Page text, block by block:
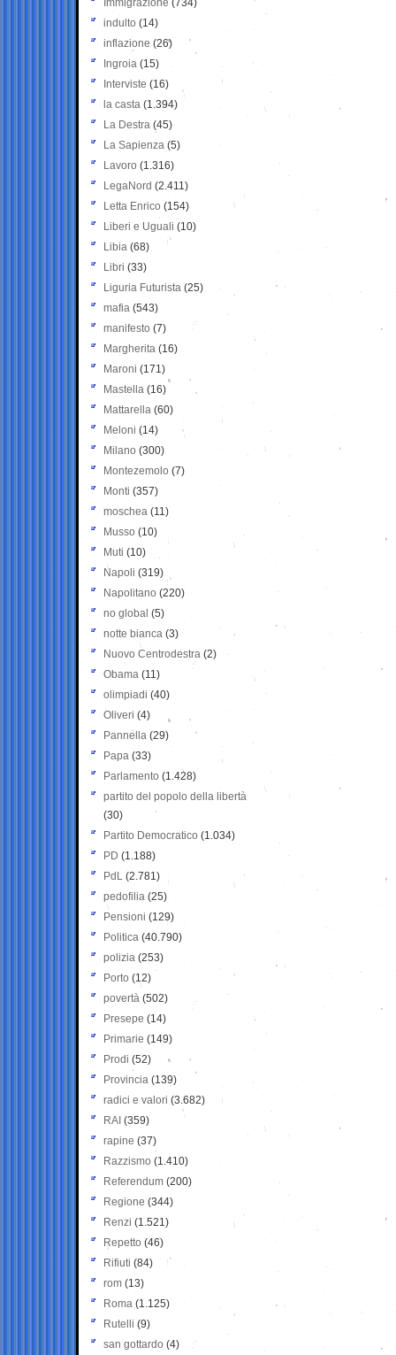
Immigrazione (734)
indulto (14)
inflazione (26)
Ingroia (15)
Interviste (16)
la casta (1.394)
La Destra (45)
La Sapienza (5)
Lavoro (1.316)
LegaNord (2.411)
Letta Enrico (154)
Liberi e Uguali (10)
Libia (68)
Libri (33)
Liguria Futurista (25)
mafia (543)
manifesto (7)
Margherita (16)
Maroni (171)
Mastella (16)
Mattarella (60)
Meloni (14)
Milano (300)
Montezemolo (7)
Monti (357)
moschea (11)
Musso (10)
Muti (10)
Napoli (319)
Napolitano (220)
no global (5)
notte bianca (3)
Nuovo Centrodestra (2)
Obama (11)
olimpiadi (40)
Oliveri (4)
Pannella (29)
Papa (33)
Parlamento (1.428)
partito del popolo della libertà
(30)
Partito Democratico (1.034)
PD (1.188)
PdL (2.781)
pedofilia (25)
Pensioni (129)
Politica (40.790)
polizia (253)
Porto (12)
povertà (502)
Presepe (14)
Primarie (149)
Prodi (52)
Provincia (139)
radici e valori (3.682)
RAI (359)
rapine (37)
Razzismo (1.410)
Referendum (200)
Regione (344)
Renzi (1.521)
Repetto (46)
Rifiuti (84)
rom (13)
Roma (1.125)
Rutelli (9)
san gottardo (4)